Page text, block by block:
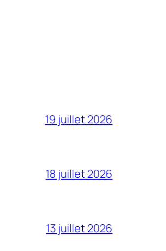
19 juillet 2026
18 juillet 2026
13 juillet 2026